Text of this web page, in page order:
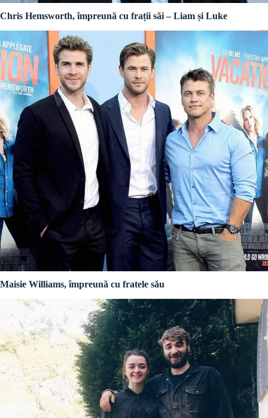
Chris Hemsworth, împreună cu frații săi – Liam și Luke
Maisie Williams, împreună cu fratele său